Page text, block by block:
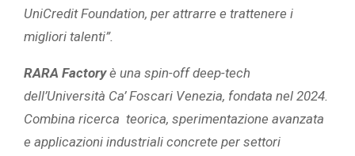
UniCredit Foundation, per attrarre e trattenere i
migliori talenti”.
RARA Factoryè una spin-off deep-tech
dell’Università Ca’ Foscari Venezia, fondata nel 2024.
Combina ricerca teorica, sperimentazione avanzata
e applicazioni industriali concrete per settori